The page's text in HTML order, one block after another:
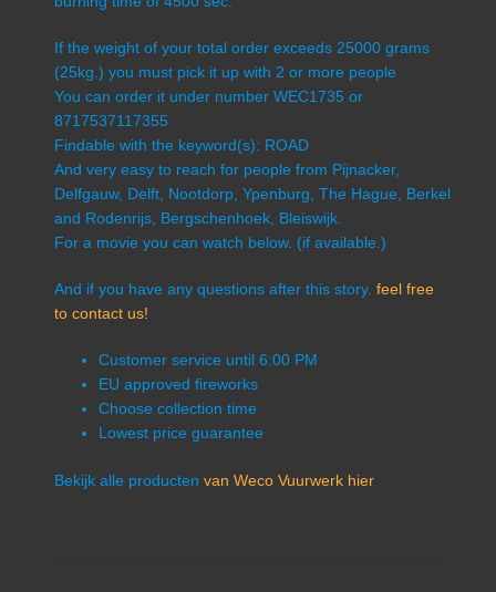
If the weight of your total order exceeds 25000 grams
(25kg.) you must pick it up with 2 or more people
You can order it under number WEC1735 or
8717537117355
Findable with the keyword(s): ROAD
And very easy to reach for people from Pijnacker,
Delfgauw, Delft, Nootdorp, Ypenburg, The Hague, Berkel
and Rodenrijs, Bergschenhoek, Bleiswijk.
For a movie you can watch below. (if available.)
And if you have any questions after this story. feel free
to contact us!
Customer service until 6:00 PM
EU approved fireworks
Choose collection time
Lowest price guarantee
Bekijk alle producten van Weco Vuurwerk hier